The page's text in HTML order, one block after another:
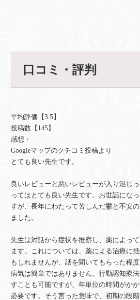
口コミ・評判
平均評価【3.5】
投稿数【145】
感想・
Googleマップのクチコミ投稿より
とても良い先生です。
良いレビューと悪いレビューが入り混じ
ってはとても良い先生です。お世話にな
すが、長年にわたって苦しんだ鬱と不安
ました。
先生は対話から症状を推察し、薬によっ
ます。これについては、薬による治療に
もしれませんが、話を聞いてもらった程
病気は簡単ではありません。行動認知療
すことも可能ですが、年単位の時間がか
必要です。そう言った意味で、初期の段